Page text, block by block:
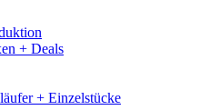
+ Deals
+ Einzelstücke